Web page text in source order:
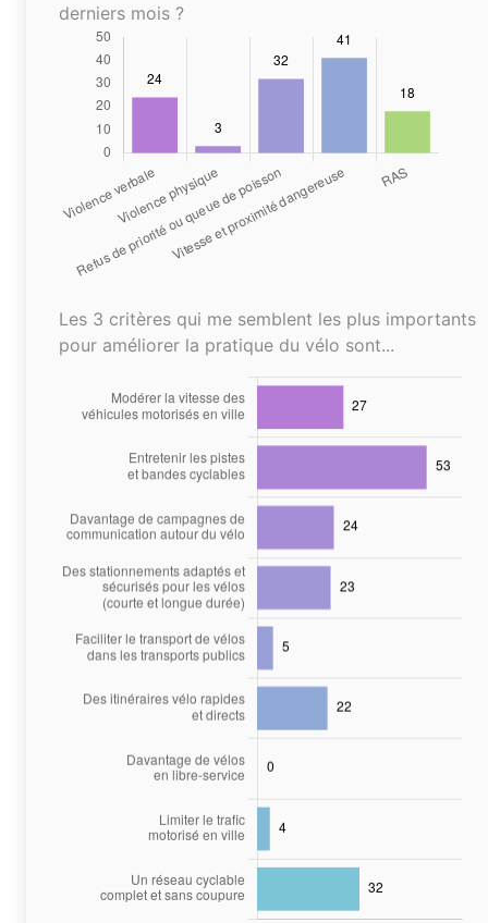
derniers mois ?
Les 3 critères qui me semblent les plus importants
pour améliorer la pratique du vélo sont...